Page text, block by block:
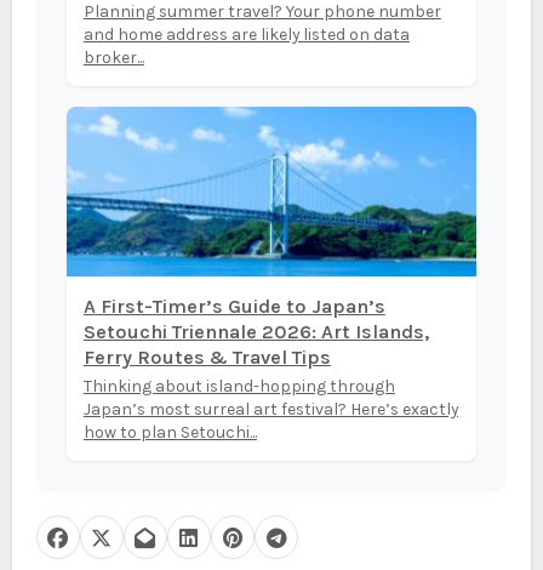
Planning summer travel? Your phone number
and home address are likely listed on data
broker...
A First-Timer’s Guide to Japan’s
Setouchi Triennale 2026: Art Islands,
Ferry Routes & Travel Tips
Thinking about island-hopping through
Japan’s most surreal art festival? Here’s exactly
how to plan Setouchi...